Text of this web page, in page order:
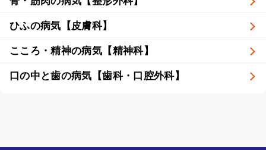
ひふの病気【皮膚科】
こころ・精神の病気【精神科】
口の中と歯の病気【歯科・口腔外科】